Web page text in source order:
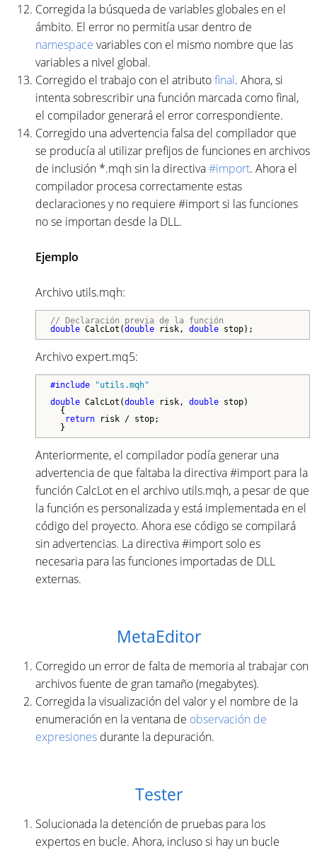
Corregida la búsqueda de variables globales en el
ámbito. El error no permitía usar dentro de
namespace variables con el mismo nombre que las
variables a nivel global.
Corregido el trabajo con el atributofinal. Ahora, si
intenta sobrescribir una función marcada como final,
el compilador generará el error correspondiente.
Corregido una advertencia falsa del compilador que
se producía al utilizar prefijos de funciones en archivos
de inclusión *.mqh sin la directiva#import. Ahora el
compilador procesa correctamente estas
declaraciones y no requiere #import si las funciones
no se importan desde la DLL.
Ejemplo
Archivo utils.mqh:
// Declaración previa de la función
double CalcLot(double risk, double stop);
Archivo expert.mq5:
#include
"utils.mqh"
double CalcLot(double risk, double stop)
{
return risk / stop;
}
Anteriormente, el compilador podía generar una
advertencia de que faltaba la directiva #import para la
función CalcLot en el archivo utils.mqh, a pesar de que
la función es personalizada y está implementada en el
código del proyecto. Ahora ese código se compilará
sin advertencias. La directiva #import solo es
necesaria para las funciones importadas de DLL
externas.
MetaEditor
Corregido un error de falta de memoria al trabajar con
archivos fuente de gran tamaño (megabytes).
Corregida la visualización del valor y el nombre de la
enumeración en la ventana de observación de
expresiones durante la depuración.
Tester
Solucionada la detención de pruebas para los
expertos en bucle. Ahora, incluso si hay un bucle